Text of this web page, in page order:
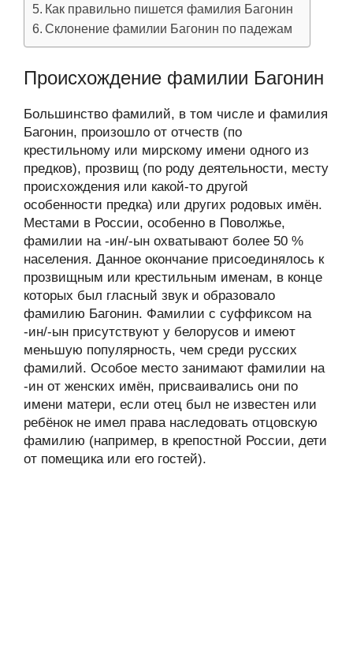
Как правильно пишется фамилия Багонин
Склонение фамилии Багонин по падежам
Происхождение фамилии Багонин
Большинство фамилий, в том числе и фамилия
Багонин, произошло от отчеств (по
крестильному или мирскому имени одного из
предков), прозвищ (по роду деятельности, месту
происхождения или какой-то другой
особенности предка) или других родовых имён.
Местами в России, особенно в Поволжье,
фамилии на -ин/-ын охватывают более 50 %
населения. Данное окончание присоединялось к
прозвищным или крестильным именам, в конце
которых был гласный звук и образовало
фамилию Багонин. Фамилии с суффиксом на
-ин/-ын присутствуют у белорусов и имеют
меньшую популярность, чем среди русских
фамилий. Особое место занимают фамилии на
-ин от женских имён, присваивались они по
имени матери, если отец был не известен или
ребёнок не имел права наследовать отцовскую
фамилию (например, в крепостной России, дети
от помещика или его гостей).